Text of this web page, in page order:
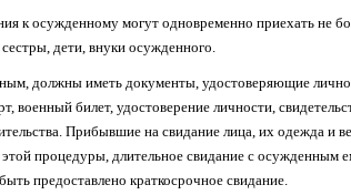
к осужденному могут одновременно приехать не
дети, внуки осужденного.
должны иметь документы, удостоверяющие
военный билет, удостоверение личности,
Прибывшие на свидание лица, их одежда и
процедуры, длительное свидание с осужденным
предоставлено краткосрочное свидание.